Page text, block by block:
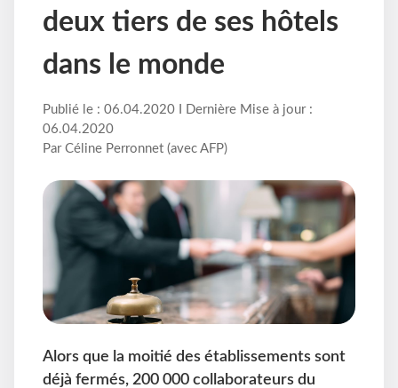
deux tiers de ses hôtels
dans le monde
Publié le : 06.04.2020 I Dernière Mise à jour :
06.04.2020
Par Céline Perronnet (avec AFP)
Alors que la moitié des établissements sont
déjà fermés, 200 000 collaborateurs du